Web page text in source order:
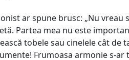
ar spune brusc: „Nu vreau
Partea mea nu este
tobele sau cinelele cât de
Frumoasa armonie s-ar